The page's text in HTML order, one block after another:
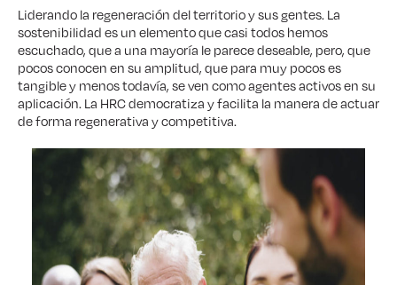
Liderando la regeneración del territorio y sus gentes. La
sostenibilidad es un elemento que casi todos hemos
escuchado, que a una mayoría le parece deseable, pero, que
pocos conocen en su amplitud, que para muy pocos es
tangible y menos todavía, se ven como agentes activos en su
aplicación. La HRC democratiza y facilita la manera de actuar
de forma regenerativa y competitiva.